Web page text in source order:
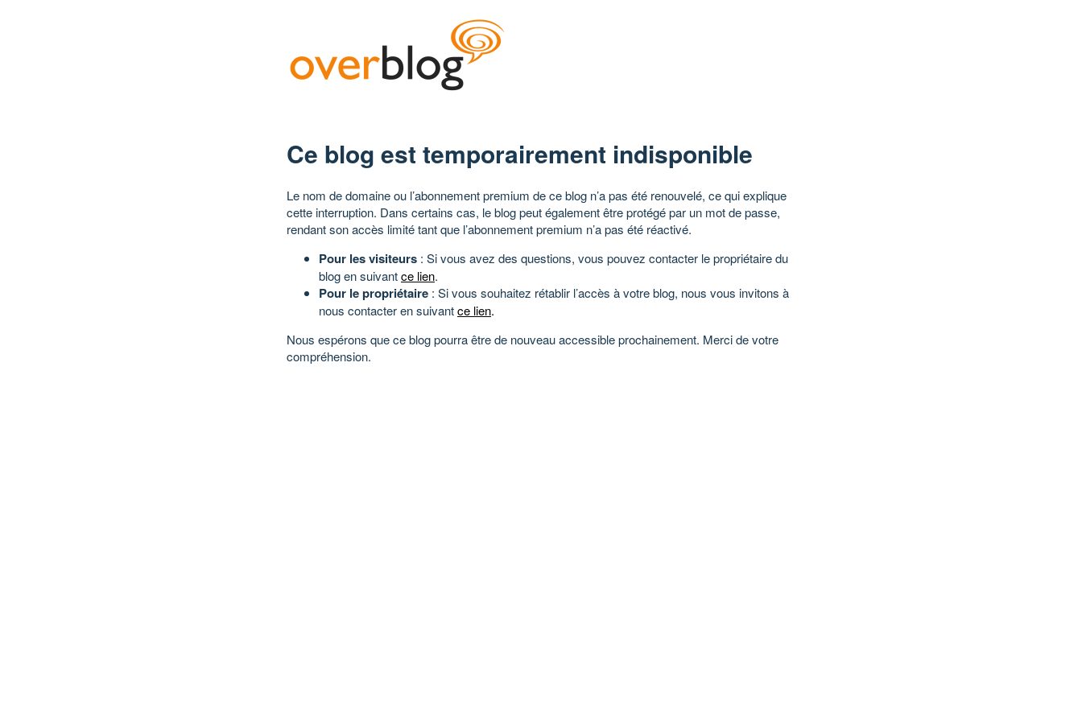
Ce blog est temporairement indisponible
Le nom de domaine ou l’abonnement premium de ce blog n’a pas été renouvelé, ce qui explique
cette interruption. Dans certains cas, le blog peut également être protégé par un mot de passe,
rendant son accès limité tant que l’abonnement premium n’a pas été réactivé.
Pour les visiteurs : Si vous avez des questions, vous pouvez contacter le propriétaire du
blog en suivantce lien.
Pour le propriétaire : Si vous souhaitez rétablir l’accès à votre blog, nous vous invitons à
nous contacter en suivantce lien.
Nous espérons que ce blog pourra être de nouveau accessible prochainement. Merci de votre
compréhension.